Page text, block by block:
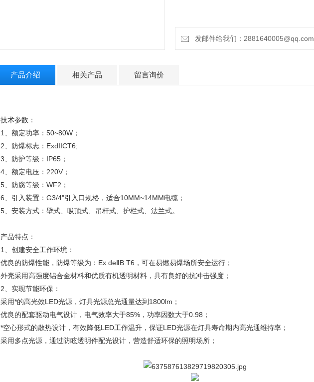
4、适用于气体环境的1区、2区场所；
发邮件给我们：2881640005@qq.com
产品介绍 相关产品 留言询价
技术参数：
1、额定功率：50~80W；
2、防爆标志：ExdIICT6;
3、防护等级：IP65；
4、额定电压：220V；
5、防腐等级：WF2；
6、引入装置：G3/4"引入口规格，适合10MM~14MM电缆；
5、安装方式：壁式、吸顶式、吊杆式、护栏式、法兰式。
产品特点：
1、创建安全工作环境：
优良的防爆性能，防爆等级为：Ex deⅡB T6，可在易燃易爆场所安全运行；
外壳采用高强度铝合金材料和优质有机透明材料，具有良好的抗冲击强度；
2、实现节能环保：
采用*的高光效LED光源，灯具光源总光通量达到1800lm；
优良的配套驱动电气设计，电气效率大于85%，功率因数大于0.98；
*空心形式的散热设计，有效降低LED工作温升，保证LED光源在灯具寿命期内高光通维持率；
采用多点光源，通过防眩透明件配光设计，营造舒适环保的照明场所；